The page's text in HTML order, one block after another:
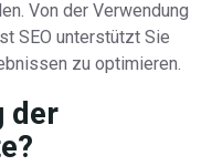
Von der Verwendung
SEO unterstützt Sie
zu optimieren.
der